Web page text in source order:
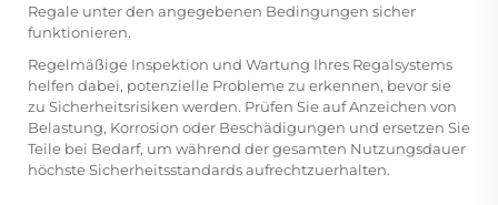
Regale unter den angegebenen Bedingungen sicher
funktionieren.
Regelmäßige Inspektion und Wartung Ihres Regalsystems
helfen dabei, potenzielle Probleme zu erkennen, bevor sie
zu Sicherheitsrisiken werden. Prüfen Sie auf Anzeichen von
Belastung, Korrosion oder Beschädigungen und ersetzen Sie
Teile bei Bedarf, um während der gesamten Nutzungsdauer
höchste Sicherheitsstandards aufrechtzuerhalten.